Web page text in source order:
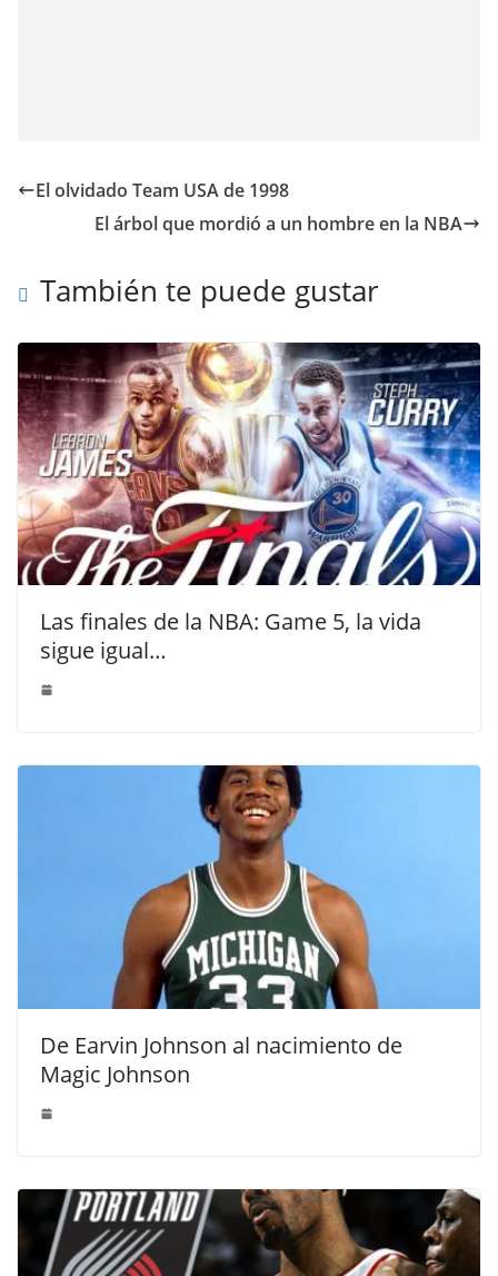
El olvidado Team USA de 1998
El árbol que mordió a un hombre en la NBA
También te puede gustar
Las finales de la NBA: Game 5, la vida
sigue igual…
De Earvin Johnson al nacimiento de
Magic Johnson